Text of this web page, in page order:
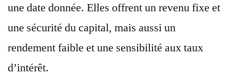
une date donnée. Elles offrent un revenu fixe et
une sécurité du capital, mais aussi un
rendement faible et une sensibilité aux taux
d’intérêt.